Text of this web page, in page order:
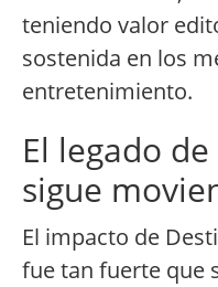
teniendo valor
sostenida en los
entretenimiento.
El legado
sigue
El impacto de
fue tan fuerte que